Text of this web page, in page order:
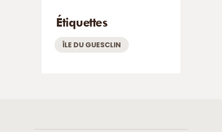
Étiquettes
ÎLE DU GUESCLIN